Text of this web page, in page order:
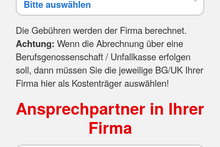
Die Gebühren werden der Firma berechnet.
Achtung: Wenn die Abrechnung über eine
Berufsgenossenschaft / Unfallkasse erfolgen
soll, dann müssen Sie die jeweilige BG/UK Ihrer
Firma hier als Kostenträger auswählen!
Ansprechpartner in Ihrer
Firma